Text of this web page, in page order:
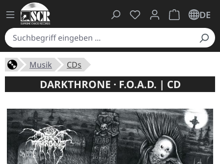
Du hast 0 Produkte
Warenkorb
DE
Musik CDs
DARKTHRONE · F.O.A.D. | CD